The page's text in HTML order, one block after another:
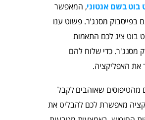
בוט בשם אנטוני, המאפשר
בפייסבוק מסנג'ר. פשוט ענו
בוט ציג לכם התאמות
מסנג'ר. כדי שלוח להם
את האפליקציה.
שאוהבים לקבל
מאפשרת לכם להבליט את